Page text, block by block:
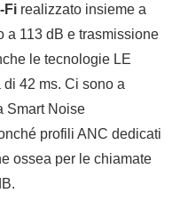
Fi realizzato insieme a
a 113 dB e trasmissione
le tecnologie LE
42 ms. Ci sono a
Smart Noise
profili ANC dedicati
ossea per le chiamate